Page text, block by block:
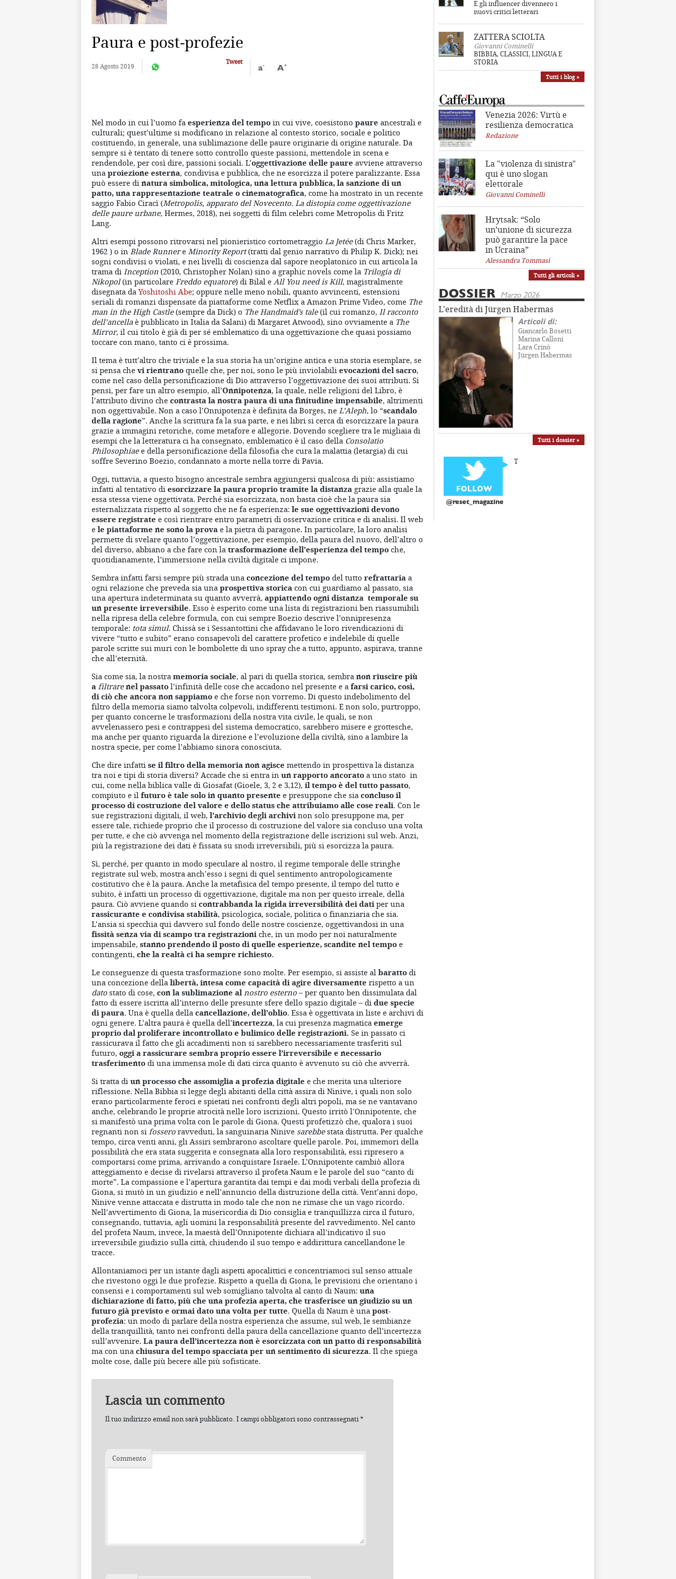
Paura e post-profezie
28 Agosto 2019
Tweet
a- A+
Nel modo in cui l’uomo fa esperienza del tempo in cui vive, coesistono paure ancestrali e
culturali; quest’ultime si modificano in relazione al contesto storico, sociale e politico
costituendo, in generale, una sublimazione delle paure originarie di origine naturale. Da
sempre si è tentato di tenere sotto controllo queste passioni, mettendole in scena e
rendendole, per così dire, passioni sociali. L’oggettivazione delle paure avviene attraverso
una proiezione esterna, condivisa e pubblica, che ne esorcizza il potere paralizzante. Essa
può essere di natura simbolica, mitologica, una lettura pubblica, la sanzione di un
patto, una rappresentazione teatrale o cinematografica, come ha mostrato in un recente
saggio Fabio Ciracì (Metropolis, apparato del Novecento. La distopia come oggettivazione
delle paure urbane, Hermes, 2018), nei soggetti di film celebri come Metropolis di Fritz
Lang.
Altri esempi possono ritrovarsi nel pionieristico cortometraggio La Jetée(di Chris Marker,
1962 ) o in Blade Runnere Minority Report(tratti dal genio narrativo di Philip K. Dick); nei
sogni condivisi o violati, e nei livelli di coscienza dal sapore neoplatonico in cui articola la
trama di Inception (2010, Christopher Nolan) sino a graphic novels come la Trilogia di
Nikopol(in particolare Freddo equatore) di Bilal e All You need is Kill, magistralmente
disegnata da Yoshitoshi Abe; oppure nelle meno nobili, quanto avvincenti, estensioni
seriali di romanzi dispensate da piattaforme come Netflix a Amazon Prime Video, come The
man in the High Castle(sempre da Dick) o The Handmaid’s tale(il cui romanzo, Il racconto
dell’ancellaè pubblicato in Italia da Salani) di Margaret Atwood), sino ovviamente a The
Mirror, il cui titolo è già di per sé emblematico di una oggettivazione che quasi possiamo
toccare con mano, tanto ci è prossima.
Il tema è tutt’altro che triviale e la sua storia ha un’origine antica e una storia esemplare, se
si pensa che vi rientrano quelle che, per noi, sono le più inviolabili evocazioni del sacro,
come nel caso della personificazione di Dio attraverso l’oggettivazione dei suoi attributi. Si
pensi, per fare un altro esempio, all’Onnipotenza, la quale, nelle religioni del Libro, è
l’attributo divino che contrasta la nostra paura di una finitudine impensabile, altrimenti
non oggettivabile. Non a caso l’Onnipotenza è definita da Borges, ne L’Aleph, lo “scandalo
della ragione”. Anche la scrittura fa la sua parte, e nei libri si cerca di esorcizzare la paura
grazie a immagini retoriche, come metafore e allegorie. Dovendo scegliere tra le migliaia di
esempi che la letteratura ci ha consegnato, emblematico è il caso della Consolatio
Philosophiaee della personificazione della filosofia che cura la malattia (letargia) di cui
soffre Severino Boezio, condannato a morte nella torre di Pavia.
Oggi, tuttavia, a questo bisogno ancestrale sembra aggiungersi qualcosa di più: assistiamo
infatti al tentativo di esorcizzare la paura proprio tramite la distanza grazie alla quale la
essa stessa viene oggettivata. Perché sia esorcizzata, non basta cioè che la paura sia
esternalizzata rispetto al soggetto che ne fa esperienza: le sue oggettivazioni devono
essere registrate e così rientrare entro parametri di osservazione critica e di analisi. Il web
e le piattaforme ne sono la prova e la pietra di paragone. In particolare, la loro analisi
permette di svelare quanto l’oggettivazione, per esempio, della paura del nuovo, dell’altro o
del diverso, abbiano a che fare con la trasformazione dell’esperienza del tempo che,
quotidianamente, l’immersione nella civiltà digitale ci impone.
Sembra infatti farsi sempre più strada una concezione del tempo del tutto refrattaria a
ogni relazione che preveda sia una prospettiva storica con cui guardiamo al passato, sia
una apertura indeterminata su quanto avverrà, appiattendo ogni distanza temporale su
un presente irreversibile. Esso è esperito come una lista di registrazioni ben riassumibili
nella ripresa della celebre formula, con cui sempre Boezio descrive l’onnipresenza
temporale: tota simul. Chissà se i Sessantottini che affidavano le loro rivendicazioni di
vivere “tutto e subito” erano consapevoli del carattere profetico e indelebile di quelle
parole scritte sui muri con le bombolette di uno spray che a tutto, appunto, aspirava, tranne
che all’eternità.
Sia come sia, la nostra memoria sociale, al pari di quella storica, sembra non riuscire più
a filtrarenel passato l’infinità delle cose che accadono nel presente e a farsi carico, così,
di ciò che ancora non sappiamo e che forse non vorremo. Di questo indebolimento del
filtro della memoria siamo talvolta colpevoli, indifferenti testimoni. E non solo, purtroppo,
per quanto concerne le trasformazioni della nostra vita civile, le quali, se non
avvelenassero pesi e contrappesi del sistema democratico, sarebbero misere e grottesche,
ma anche per quanto riguarda la direzione e l’evoluzione della civiltà, sino a lambire la
nostra specie, per come l’abbiamo sinora conosciuta.
Che dire infatti se il filtro della memoria non agisce mettendo in prospettiva la distanza
tra noi e tipi di storia diversi? Accade che si entra in un rapporto ancorato a uno stato in
cui, come nella biblica valle di Giosafat (Gioele, 3, 2 e 3,12), il tempo è del tutto passato,
compiuto e il futuro è tale solo in quanto presente e presuppone che sia concluso il
processo di costruzione del valore e dello status che attribuiamo alle cose reali. Con le
sue registrazioni digitali, il web, l’archivio degli archivi non solo presuppone ma, per
essere tale, richiede proprio che il processo di costruzione del valore sia concluso una volta
per tutte, e che ciò avvenga nel momento della registrazione delle iscrizioni sul web. Anzi,
più la registrazione dei dati è fissata su snodi irreversibili, più si esorcizza la paura.
Sì, perché, per quanto in modo speculare al nostro, il regime temporale delle stringhe
registrate sul web, mostra anch’esso i segni di quel sentimento antropologicamente
costitutivo che è la paura. Anche la metafisica del tempo presente, il tempo del tutto e
subito, è infatti un processo di oggettivazione, digitale ma non per questo irreale, della
paura. Ciò avviene quando si contrabbanda la rigida irreversibilità dei dati per una
rassicurante e condivisa stabilità, psicologica, sociale, politica o finanziaria che sia.
L’ansia si specchia qui davvero sul fondo delle nostre coscienze, oggettivandosi in una
fissità senza via di scampo tra registrazioni che, in un modo per noi naturalmente
impensabile, stanno prendendo il posto di quelle esperienze, scandite nel tempo e
contingenti, che la realtà ci ha sempre richiesto.
Le conseguenze di questa trasformazione sono molte. Per esempio, si assiste al baratto di
una concezione della libertà, intesa come capacità di agire diversamente rispetto a un
dato stato di cose, con la sublimazione al nostro esterno – per quanto ben dissimulata dal
fatto di essere iscritta all’interno delle presunte sfere dello spazio digitale – di due specie
di paura. Una è quella della cancellazione, dell’oblio. Essa è oggettivata in liste e archivi di
ogni genere. L’altra paura è quella dell’incertezza, la cui presenza magmatica emerge
proprio dal proliferare incontrollato e bulimico delle registrazioni. Se in passato ci
rassicurava il fatto che gli accadimenti non si sarebbero necessariamente trasferiti sul
futuro, oggi a rassicurare sembra proprio essere l’irreversibile e necessario
trasferimento di una immensa mole di dati circa quanto è avvenuto su ciò che avverrà.
Si tratta di un processo che assomiglia a profezia digitale e che merita una ulteriore
riflessione. Nella Bibbia si legge degli abitanti della città assira di Ninive, i quali non solo
erano particolarmente feroci e spietati nei confronti degli altri popoli, ma se ne vantavano
anche, celebrando le proprie atrocità nelle loro iscrizioni. Questo irritò l’Onnipotente, che
si manifestò una prima volta con le parole di Giona. Questi profetizzò che, qualora i suoi
regnanti non si fossero ravveduti, la sanguinaria Ninive sarebbestata distrutta. Per qualche
tempo, circa venti anni, gli Assiri sembrarono ascoltare quelle parole. Poi, immemori della
possibilità che era stata suggerita e consegnata alla loro responsabilità, essi ripresero a
comportarsi come prima, arrivando a conquistare Israele. L’Onnipotente cambiò allora
atteggiamento e decise di rivelarsi attraverso il profeta Naum e le parole del suo “canto di
morte”. La compassione e l’apertura garantita dai tempi e dai modi verbali della profezia di
Giona, si mutò in un giudizio e nell’annuncio della distruzione della città. Vent’anni dopo,
Ninive venne attaccata e distrutta in modo tale che non ne rimase che un vago ricordo.
Nell’avvertimento di Giona, la misericordia di Dio consiglia e tranquillizza circa il futuro,
consegnando, tuttavia, agli uomini la responsabilità presente del ravvedimento. Nel canto
del profeta Naum, invece, la maestà dell’Onnipotente dichiara all’indicativo il suo
irreversibile giudizio sulla città, chiudendo il suo tempo e addirittura cancellandone le
tracce.
Allontaniamoci per un istante dagli aspetti apocalittici e concentriamoci sul senso attuale
che rivestono oggi le due profezie. Rispetto a quella di Giona, le previsioni che orientano i
consensi e i comportamenti sul web somigliano talvolta al canto di Naum: una
dichiarazione di fatto, più che una profezia aperta, che trasferisce un giudizio su un
futuro già previsto e ormai dato una volta per tutte. Quella di Naum è una post-
profezia: un modo di parlare della nostra esperienza che assume, sul web, le sembianze
della tranquillità, tanto nei confronti della paura della cancellazione quanto dell’incertezza
sull’avvenire. La paura dell’incertezza non è esorcizzata con un patto di responsabilità
ma con una chiusura del tempo spacciata per un sentimento di sicurezza. Il che spiega
molte cose, dalle più becere alle più sofisticate.
Lascia un commento
Il tuo indirizzo email non sarà pubblicato. I campi obbligatori sono contrassegnati*
Commento
E gli influencer divennero i
nuovi critici letterari
ZATTERA SCIOLTA
Giovanni Cominelli
BIBBIA, CLASSICI, LINGUA E
STORIA
Tutti i blog »
Venezia 2026: Virtù e
resilienza democratica
Redazione
La "violenza di sinistra"
qui è uno slogan
elettorale
Giovanni Cominelli
Hrytsak: “Solo
un’unione di sicurezza
può garantire la pace
in Ucraina”
Alessandra Tommasi
Tutti gli articoli »
DOSSIER Marzo 2026
L'eredità di Jürgen Habermas
Articoli di:
Giancarlo Bosetti
Marina Calloni
Lara Crinò
Jürgen Habermas
Tutti i dossier »
@reset_magazine
T